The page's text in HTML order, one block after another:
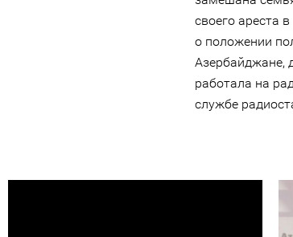
своего ареста
о положении
Азербайджане,
работала на
службе